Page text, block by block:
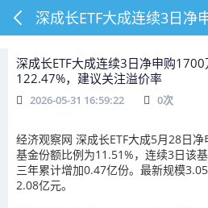
深成长ETF大成连续3日净申购
122.47%，建议关注溢价率
2026-05-31 16:59:22 0次
经济观察网 深成长ETF大成5月28日
基金份额比例为11.51%，连续3日该
三年累计增加0.47亿份。最新规模
2.08亿元。